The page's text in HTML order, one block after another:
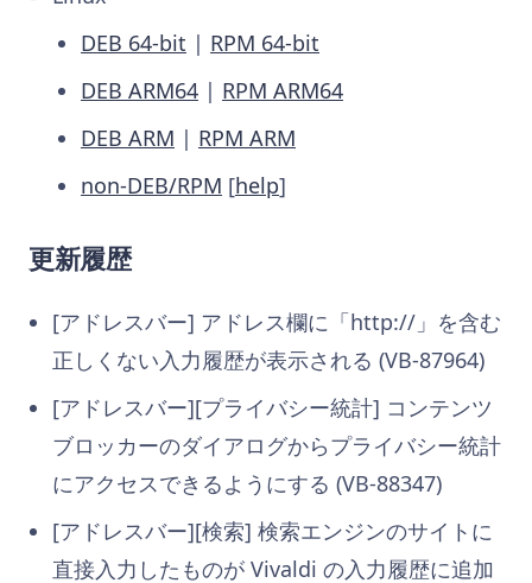
DEB 64-bit | RPM 64-bit
DEB ARM64 | RPM ARM64
DEB ARM | RPM ARM
non-DEB/RPM [help]
更新履歴
[アドレスバー] アドレス欄に「http://」を含む
正しくない入力履歴が表示される (VB-87964)
[アドレスバー][プライバシー統計] コンテンツ
ブロッカーのダイアログからプライバシー統計
にアクセスできるようにする (VB-88347)
[アドレスバー][検索] 検索エンジンのサイトに
直接入力したものが Vivaldi の入力履歴に追加